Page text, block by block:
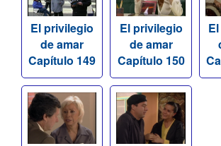
El privilegio
de amar
Capítulo 149
El privilegio
de amar
Capítulo 150